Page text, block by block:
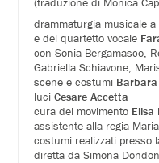
drammaturgia musicale
e del quartetto vocale
con Sonia Bergamasco,
Gabriella Schiavone,
scene e costumi
luci Cesare Accetta
cura del movimento Elisa
assistente alla regia
costumi realizzati presso
diretta da Simona